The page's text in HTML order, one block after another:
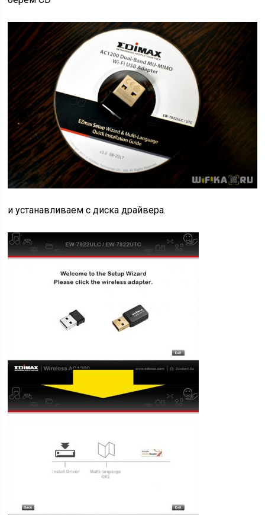
и устанавливаем с диска драйвера.